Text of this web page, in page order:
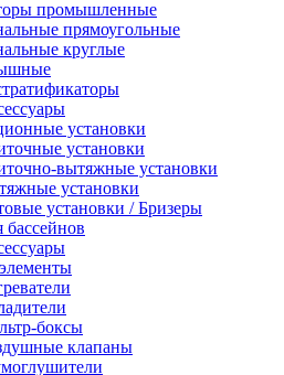
промышленные
прямоугольные
круглые
установки
установки
вытяжные установки
установки
установки / Бризеры
бассейнов
боксы
клапаны